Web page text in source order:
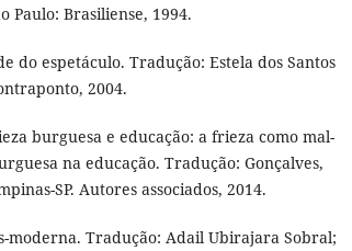
Paulo: Brasiliense, 1994.
do espetáculo. Tradução: Estela dos Santos
2004.
burguesa e educação: a frieza como mal-
na educação. Tradução: Gonçalves,
SP. Autores associados, 2014.
moderna. Tradução: Adail Ubirajara Sobral;